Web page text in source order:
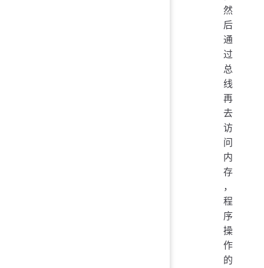
然
后
通
过
总
线
再
去
访
问
内
存
，
程
序
操
作
的